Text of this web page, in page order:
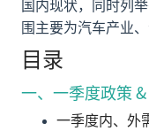
国内现状，同时列
围主要为汽车产业、
目录
一、一季度政策
一季度内、外